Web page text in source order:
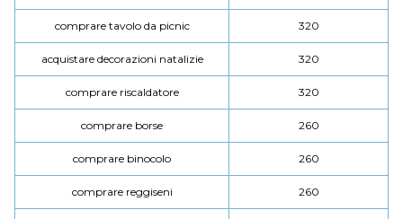
comprare tavolo da picnic 320
acquistare decorazioni natalizie 320
comprare riscaldatore 320
comprare borse 260
comprare binocolo 260
comprare reggiseni 260